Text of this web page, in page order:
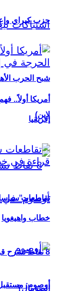
شبح الحرب
لاين)
8 نقاط تشرح
الصومال؟
حزب كيراي
أمريكا أولاً..
إفريقيا
تقاطعات
خطاب واهيغويا
أوصوم: